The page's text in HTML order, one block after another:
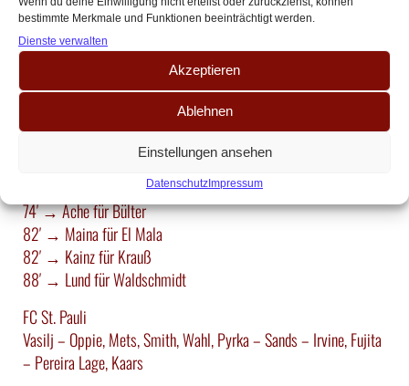
bestimmte Merkmale und Funktionen beeinträchtigt werden.
Dienste verwalten
Akzeptieren
Ablehnen
Einstellungen ansehen
DatenschutzImpressum
Startaufstellungen & Auswechslungen
Schwäbe – van den Berg, Martel, Sebulonsen – Kaminski, Krauß,
Huseinbasic, Thielmann – Bülter, El Mala, Waldschmidt
74′ → Johannesson für Huseinbasic
74′ → Ache für Bülter
82′ → Maina für El Mala
82′ → Kainz für Krauß
88′ → Lund für Waldschmidt
FC St. Pauli
Vasilj – Oppie, Mets, Smith, Wahl, Pyrka – Sands – Irvine, Fujita
– Pereira Lage, Kaars